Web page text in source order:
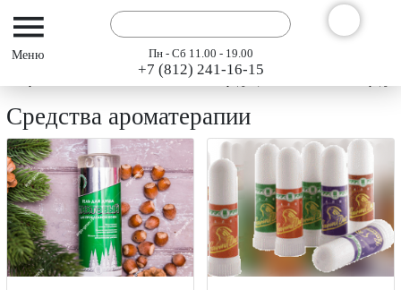
Пн - Сб 11.00 - 19.00
+7 (812) 241-16-15
Каталог продукции "АРГО" 2024
Средства ароматерапии